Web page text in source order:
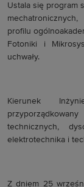
Ustala się program
profilu
Fotoniki i
uchwały.
Kierunek
technicznych,
elektrotechnika i
Z dniem 25